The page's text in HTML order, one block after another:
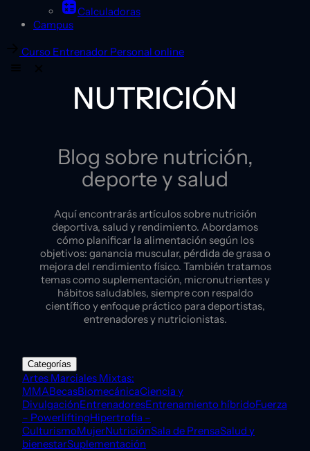
Calculadoras
Campus
Curso Entrenador Personal online
NUTRICIÓN
Blog sobre nutrición,
deporte y salud
Aquí encontrarás artículos sobre nutrición
deportiva, salud y rendimiento. Abordamos
cómo planificar la alimentación según los
objetivos: ganancia muscular, pérdida de grasa o
mejora del rendimiento físico. También tratamos
temas como suplementación, micronutrientes y
hábitos saludables, siempre con respaldo
científico y enfoque práctico para deportistas,
entrenadores y nutricionistas.
Categorías
Artes Marciales Mixtas:
MMABecasBiomecánicaCiencia y
DivulgaciónEntrenadoresEntrenamiento híbridoFuerza
– PowerliftingHipertrofia –
CulturismoMujerNutriciónSala de PrensaSalud y
bienestarSuplementación